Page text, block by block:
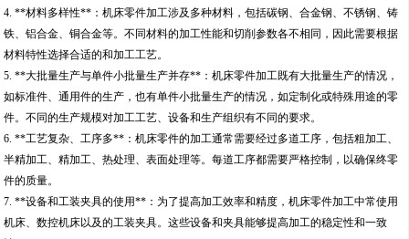
4. **材料多样性**：机床零件加工涉及多种材料，包括碳钢、合金钢、不锈钢、铸
铁、铝合金、铜合金等。不同材料的加工性能和切削参数各不相同，因此需要根据
材料特性选择合适的和加工工艺。
5. **大批量生产与单件小批量生产并存**：机床零件加工既有大批量生产的情况，
如标准件、通用件的生产，也有单件小批量生产的情况，如定制化或特殊用途的零
件。不同的生产规模对加工工艺、设备和生产组织有不同的要求。
6. **工艺复杂、工序多**：机床零件的加工通常需要经过多道工序，包括粗加工、
半精加工、精加工、热处理、表面处理等。每道工序都需要严格控制，以确保终零
件的质量。
7. **设备和工装夹具的使用**：为了提高加工效率和精度，机床零件加工中常使用
机床、数控机床以及的工装夹具。这些设备和夹具能够提高加工的稳定性和一致